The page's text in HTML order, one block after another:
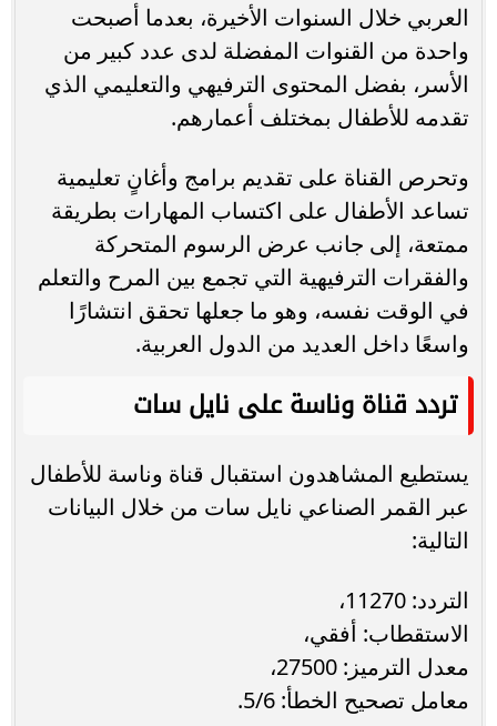
العربي خلال السنوات الأخيرة، بعدما أصبحت
واحدة من القنوات المفضلة لدى عدد كبير من
الأسر، بفضل المحتوى الترفيهي والتعليمي الذي
تقدمه للأطفال بمختلف أعمارهم.
وتحرص القناة على تقديم برامج وأغانٍ تعليمية
تساعد الأطفال على اكتساب المهارات بطريقة
ممتعة، إلى جانب عرض الرسوم المتحركة
والفقرات الترفيهية التي تجمع بين المرح والتعلم
في الوقت نفسه، وهو ما جعلها تحقق انتشارًا
واسعًا داخل العديد من الدول العربية.
تردد قناة وناسة على نايل سات
يستطيع المشاهدون استقبال قناة وناسة للأطفال
عبر القمر الصناعي نايل سات من خلال البيانات
التالية:
التردد: 11270،
الاستقطاب: أفقي،
معدل الترميز: 27500،
معامل تصحيح الخطأ: 5/6.